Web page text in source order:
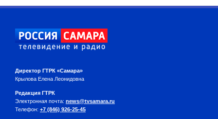
Директор ГТРК «Самара»
Крылова Елена Леонидовна
Редакция ГТРК
Электронная почта: news@tvsamara.ru
Телефон: +7 (846) 926-25-45